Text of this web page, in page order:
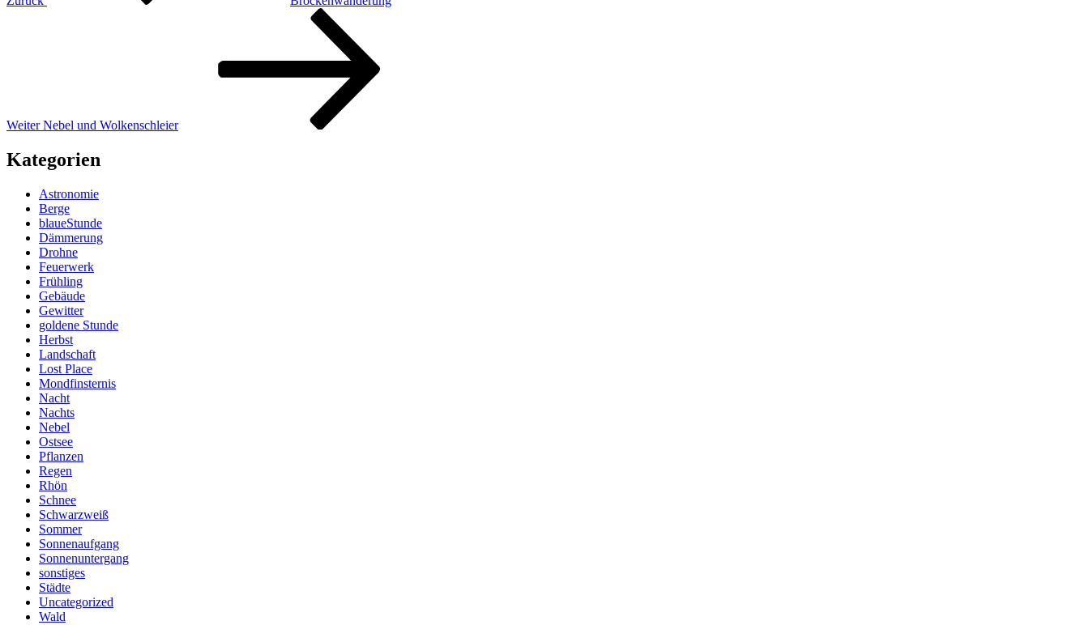
Weiter Nebel und Wolkenschleier
Kategorien
Astronomie
Berge
blaueStunde
Dämmerung
Drohne
Feuerwerk
Frühling
Gebäude
Gewitter
goldene Stunde
Herbst
Landschaft
Lost Place
Mondfinsternis
Nacht
Nachts
Nebel
Ostsee
Pflanzen
Regen
Rhön
Schnee
Schwarzweiß
Sommer
Sonnenaufgang
Sonnenuntergang
sonstiges
Städte
Uncategorized
Wald